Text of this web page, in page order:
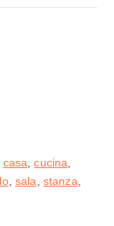
casa ,cucina
,sala stanza